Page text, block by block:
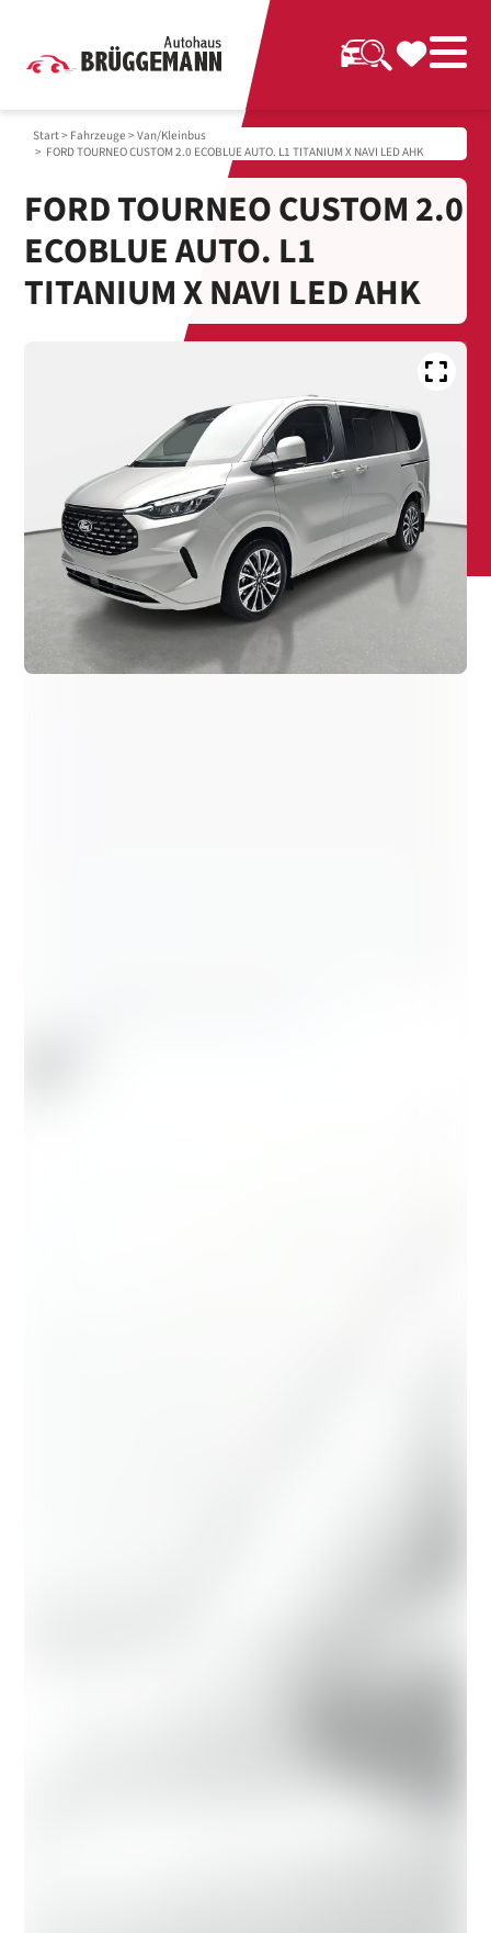
Start> Fahrzeuge >Van/Kleinbus
> FORD TOURNEO CUSTOM 2.0 ECOBLUE AUTO. L1 TITANIUM X NAVI LED AHK
FORD TOURNEO CUSTOM 2.0
ECOBLUE AUTO. L1
TITANIUM X NAVI LED AHK